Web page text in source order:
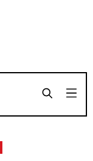
SHARE
SHARE